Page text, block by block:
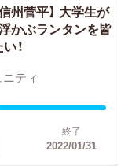
州菅平】 大学生が
かぶランタンを皆
！
ティ
終了
2022/01/31